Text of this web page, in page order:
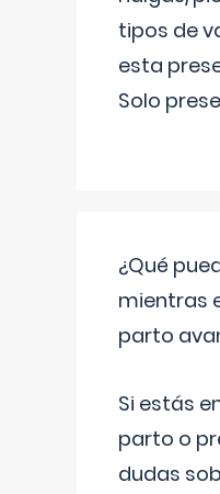
tipos de
esta
Solo
¿Qué
mientras
parto
Si estás
parto o
dudas